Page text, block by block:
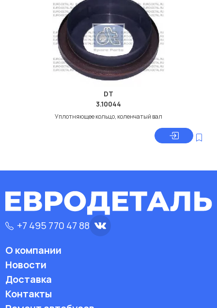
DT
3.10044
Уплотняющее кольцо, коленчатый вал
+7 495 770 47 88
О компании
Новости
Доставка
Контакты